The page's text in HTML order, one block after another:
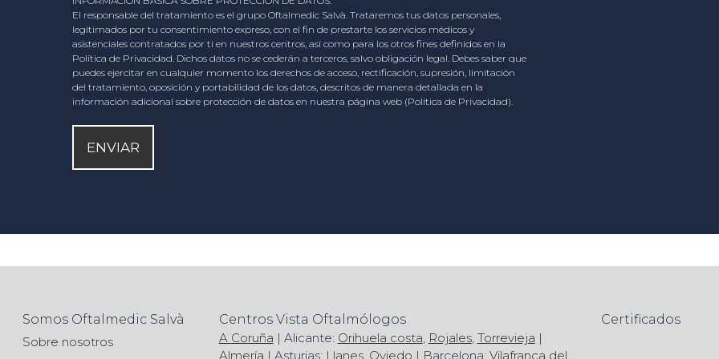
El responsable del tratamiento es el grupo Oftalmedic Salvà. Trataremos tus datos personales,
legitimados por tu consentimiento expreso, con el fin de prestarte los servicios médicos y
asistenciales contratados por ti en nuestros centros, así como para los otros fines definidos en la
Política de Privacidad. Dichos datos no se cederán a terceros, salvo obligación legal. Debes saber que
puedes ejercitar en cualquier momento los derechos de acceso, rectificación, supresión, limitación
del tratamiento, oposición y portabilidad de los datos, descritos de manera detallada en la
información adicional sobre protección de datos en nuestra página web (Política de Privacidad).
Somos Oftalmedic Salvà
Sobre nosotros
Centros Vista Oftalmólogos
A Coruña | Alicante: Orihuela costa, Rojales, Torrevieja |
Almería | Asturias: Llanes, Oviedo | Barcelona: Vilafranca del
Certificados